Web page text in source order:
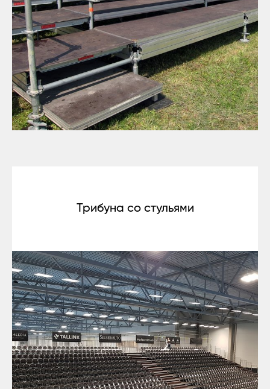
Трибуна со стульями